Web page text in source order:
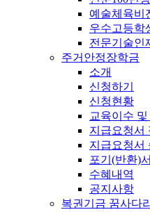
예술체육비
우수고등학
전문기술인
주거안정장학금
소개
신청하기
신청현황
교육이수
지급요청서
지급요청서
포기(반환)
수혜내역
공지사항
복권기금 꿈사다